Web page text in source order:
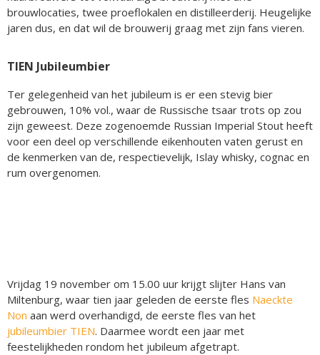
brouwlocaties, twee proeflokalen en distilleerderij. Heugelijke
jaren dus, en dat wil de brouwerij graag met zijn fans vieren.
TIEN Jubileumbier
Ter gelegenheid van het jubileum is er een stevig bier
gebrouwen, 10% vol., waar de Russische tsaar trots op zou
zijn geweest. Deze zogenoemde Russian Imperial Stout heeft
voor een deel op verschillende eikenhouten vaten gerust en
de kenmerken van de, respectievelijk, Islay whisky, cognac en
rum overgenomen.
Vrijdag 19 november om 15.00 uur krijgt slijter Hans van
Miltenburg, waar tien jaar geleden de eerste fles Naeckte
Non aan werd overhandigd, de eerste fles van het
jubileumbier TIEN. Daarmee wordt een jaar met
feestelijkheden rondom het jubileum afgetrapt.